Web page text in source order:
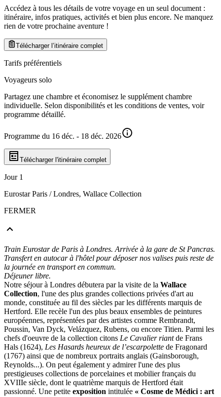
Accédez à tous les détails de votre voyage en un seul document :
itinéraire, infos pratiques, activités et bien plus encore. Ne manquez
rien de votre prochaine aventure !
Télécharger l’itinéraire complet
Tarifs préférentiels
Voyageurs solo
Partagez une chambre et économisez le supplément chambre
individuelle. Selon disponibilités et les conditions de ventes, voir
programme détaillé.
Programme du 16 déc. - 18 déc. 2026
Télécharger l'itinéraire complet
Jour 1
Eurostar Paris / Londres, Wallace Collection
FERMER
Train Eurostar de Paris à Londres. Arrivée à la gare de St Pancras.
Transfert en autocar à l'hôtel pour déposer nos valises puis reste de
la journée en transport en commun.
Déjeuner libre.
Notre séjour à Londres débutera par la visite de la Wallace
Collection, l'une des plus grandes collections privées d'art au
monde, constituée au fil des siècles par les différents marquis de
Hertford. Elle recèle l'un des plus beaux ensembles de peintures
européennes, représentées par des artistes comme Rembrandt,
Poussin, Van Dyck, Velázquez, Rubens, ou encore Titien. Parmi les
chefs d'oeuvre de la collection citons Le Cavalier riantde Frans
Hals (1624), Les Hasards heureux de l’escarpolette de Fragonard
(1767) ainsi que de nombreux portraits anglais (Gainsborough,
Reynolds...). On peut également y admirer l'une des plus
prestigieuses collections de porcelaines et mobilier français du
XVIIIe siècle, dont le quatrième marquis de Hertford était
passionné. Une petite exposition intitulée « Cosme de Médici : art